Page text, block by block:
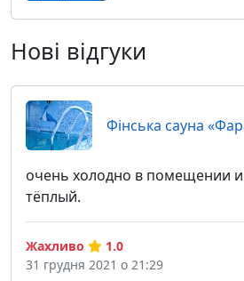
Нові відгуки
Фінська сауна
очень холодно в помещении
тёплый.
Жахливо
1.0
31 грудня 2021 о 21:29